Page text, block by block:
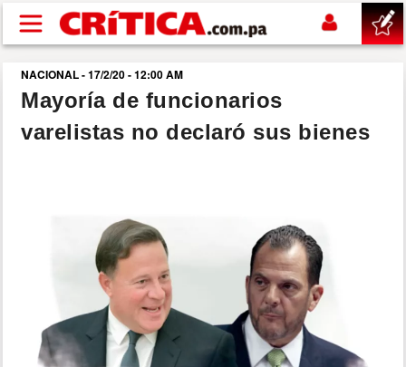
Pasar al contenido principal
buscar
SUCESOS
DEPORTES
NACIONAL - 17/2/20 - 12:00 AM
Mayoría de funcionarios
varelistas no declaró sus bienes